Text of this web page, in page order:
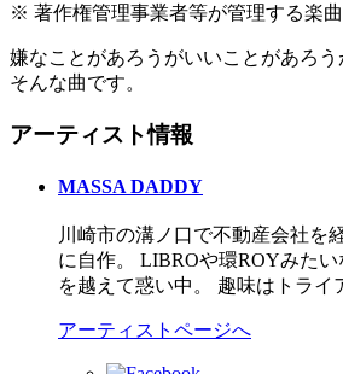
※ 著作権管理事業者等が管理する楽曲
嫌なことがあろうがいいことがあろ
そんな曲です。
アーティスト情報
MASSA DADDY
川崎市の溝ノ口で不動産会社を
に自作。 LIBROや環ROYみた
を越えて惑い中。 趣味はトライ
アーティストページへ